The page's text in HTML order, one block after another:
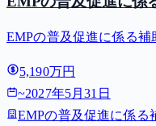
EMPの普及促進に係る補
5,190万円
~2027年5月31日
EMPの普及促進に係る